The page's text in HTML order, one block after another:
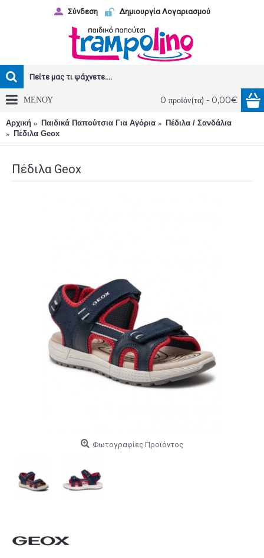
Σύνδεση Δημιουργία Λογαριασμού
0 προϊόν(τα) - 0,00€
ΜΕΝΟΥ
Αρχική Παιδικά Παπούτσια Για Αγόρια
Πέδιλα / Σανδάλια
Πέδιλα Geox
Πέδιλα Geox
Φωτογραφίες Προϊόντος